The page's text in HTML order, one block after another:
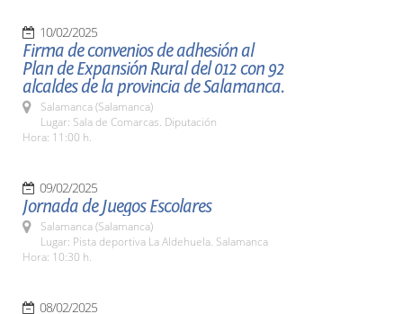
10/02/2025
Firma de convenios de adhesión al
Plan de Expansión Rural del 012 con 92
alcaldes de la provincia de Salamanca.
Salamanca (Salamanca)
Lugar: Sala de Comarcas. Diputación
Hora: 11:00 h.
09/02/2025
Jornada de Juegos Escolares
Salamanca (Salamanca)
Lugar: Pista deportiva La Aldehuela. Salamanca
Hora: 10:30 h.
08/02/2025